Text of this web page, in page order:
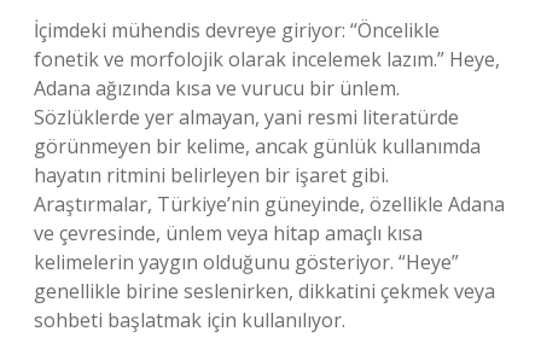
İçimdeki mühendis devreye giriyor: “Öncelikle
fonetik ve morfolojik olarak incelemek lazım.” Heye,
Adana ağızında kısa ve vurucu bir ünlem.
Sözlüklerde yer almayan, yani resmi literatürde
görünmeyen bir kelime, ancak günlük kullanımda
hayatın ritmini belirleyen bir işaret gibi.
Araştırmalar, Türkiye’nin güneyinde, özellikle Adana
ve çevresinde, ünlem veya hitap amaçlı kısa
kelimelerin yaygın olduğunu gösteriyor. “Heye”
genellikle birine seslenirken, dikkatini çekmek veya
sohbeti başlatmak için kullanılıyor.